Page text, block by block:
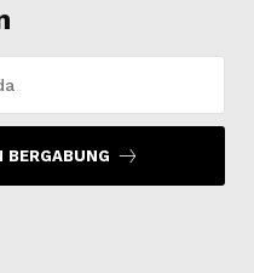
BERGABUNG